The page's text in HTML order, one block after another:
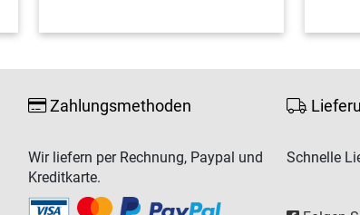
Zahlungsmethoden
Wir liefern per Rechnung, Paypal und
Kreditkarte.
Schnelle